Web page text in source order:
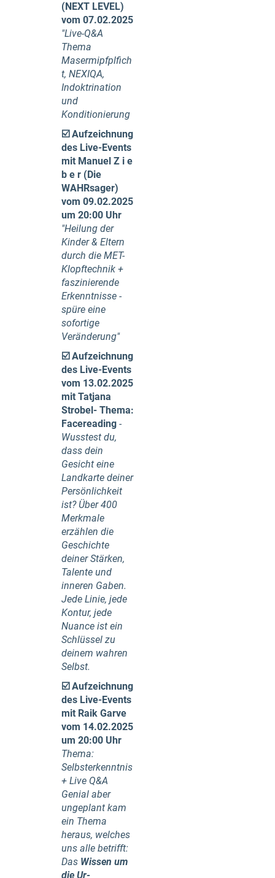
(NEXT LEVEL)
vom 07.02.2025
"Live-Q&A
Thema
Masermipfplfich
t, NEXIQA,
Indoktrination
und
Konditionierung
☑️ Aufzeichnung
des Live-Events
mit Manuel Z i e
b e r (Die
WAHRsager)
vom 09.02.2025
um 20:00 Uhr
"Heilung der
Kinder & Eltern
durch die MET-
Klopftechnik +
faszinierende
Erkenntnisse -
spüre eine
sofortige
Veränderung"
☑️Aufzeichnung
des Live-Events
vom 13.02.2025
mit Tatjana
Strobel- Thema:
Facereading -
Wusstest du,
dass dein
Gesicht eine
Landkarte deiner
Persönlichkeit
ist? Über 400
Merkmale
erzählen die
Geschichte
deiner Stärken,
Talente und
inneren Gaben.
Jede Linie, jede
Kontur, jede
Nuance ist ein
Schlüssel zu
deinem wahren
Selbst.
☑️ Aufzeichnung
des Live-Events
mit Raik Garve
vom 14.02.2025
um 20:00 Uhr
Thema:
Selbsterkenntnis
+ Live Q&A
Genial aber
ungeplant kam
ein Thema
heraus, welches
uns alle betrifft:
Das Wissen um
die Ur-